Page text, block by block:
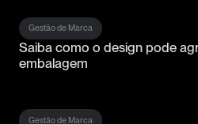
Gestão de Marca
Saiba como o design pode
embalagem
Gestão de Marca